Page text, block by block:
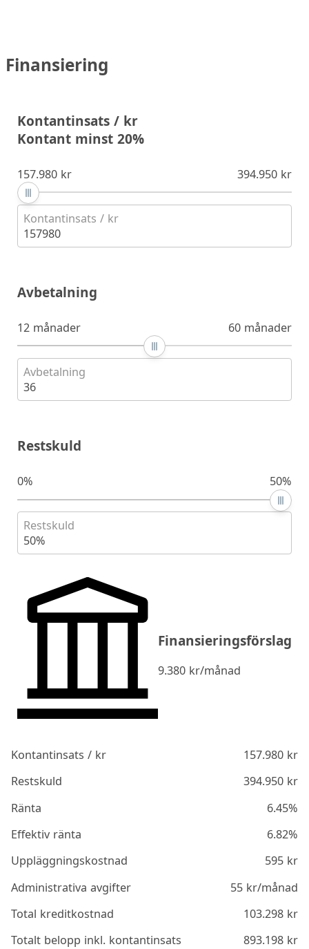
Finansiering
Kontantinsats / kr
Kontant minst 20%
157.980 kr 394.950 kr
Kontantinsats / kr
157980
Avbetalning
12 månader 60 månader
Avbetalning
36
Restskuld
0% 50%
Restskuld
50%
Finansieringsförslag
9.380 kr/månad
Kontantinsats / kr 157.980kr
Restskuld
394.950kr
Ränta
6.45%
Effektiv ränta
6.82%
Uppläggningskostnad
595kr
Administrativa avgifter
55kr/månad
Total kreditkostnad
103.298kr
Totalt belopp inkl. kontantinsats
893.198kr